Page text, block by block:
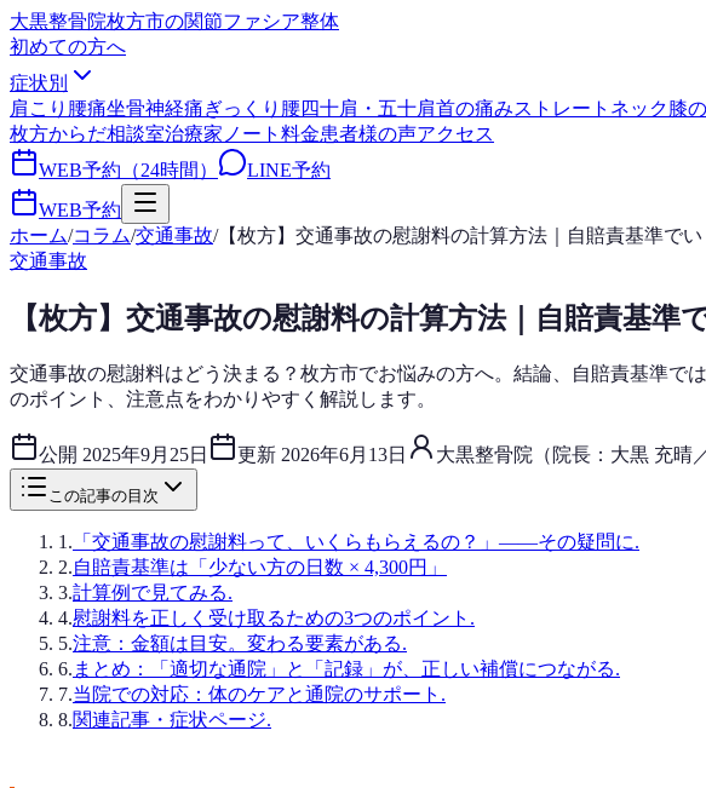
大黒整骨院枚方市の関節ファシア整体
初めての方へ
症状別
肩こり 腰痛坐骨神経痛ぎっくり腰四十肩・五十肩首の痛みストレートネック膝
枚方からだ相談室治療家ノート 料金患者様の声アクセス
WEB予約（24時間）
LINE予約
WEB予約
ホーム/コラム/交通事故/【枚方】交通事故の慰謝料の計算方法｜自賠責基準でい
交通事故
【枚方】交通事故の慰謝料の計算方法｜自賠責基準
交通事故の慰謝料はどう決まる？枚方市でお悩みの方へ。結論、自賠責基準で
のポイント、注意点をわかりやすく解説します。
公開 2025年9月25日 更新 2026年6月13日 大黒整骨院（院長：大黒 充晴
この記事の目次
1 . 「交通事故の慰謝料って、いくらもらえるの？」——その疑問に.
2.自賠責基準は「少ない方の日数 × 4,300円」
3.計算例で見てみる.
4.慰謝料を正しく受け取るための3つのポイント.
5.注意：金額は目安。変わる要素がある.
6. まとめ：「適切な通院」と「記録」が、正しい補償につながる.
7.当院での対応：体のケアと通院のサポート.
8.関連記事・症状ページ.